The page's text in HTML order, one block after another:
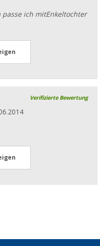
passe ich mitEnkeltochter
Verifizierte Bewertung